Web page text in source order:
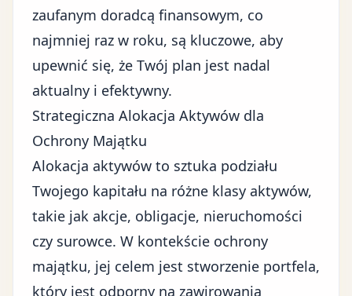
zaufanym doradcą finansowym, co
najmniej raz w roku, są kluczowe, aby
upewnić się, że Twój plan jest nadal
aktualny i efektywny.
Strategiczna Alokacja Aktywów dla
Ochrony Majątku
Alokacja aktywów to sztuka podziału
Twojego kapitału na różne klasy aktywów,
takie jak akcje, obligacje, nieruchomości
czy surowce. W kontekście ochrony
majątku, jej celem jest stworzenie portfela,
który jest odporny na zawirowania